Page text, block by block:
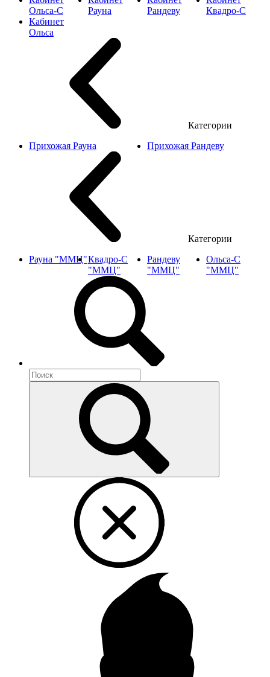
Ольса-С
Рауна
Рандеву
Квадро-С
Кабинет
Ольса
Категории
Прихожая Рауна
Прихожая Рандеву
Категории
Рауна "ММЦ"Квадро-С
"ММЦ"
Рандеву
"ММЦ"
Ольса-С
"ММЦ"